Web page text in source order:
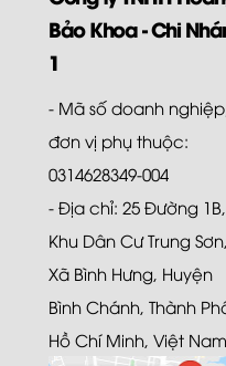
Bảo Khoa - Chi
1
- Mã số doanh
đơn vị phụ thuộc:
0314628349-004
- Địa chỉ: 25 Đường 1B,
Khu Dân Cư Trung Sơn,
Xã Bình Hưng, Huyện
Bình Chánh, Thành
Hồ Chí Minh, Việt Nam